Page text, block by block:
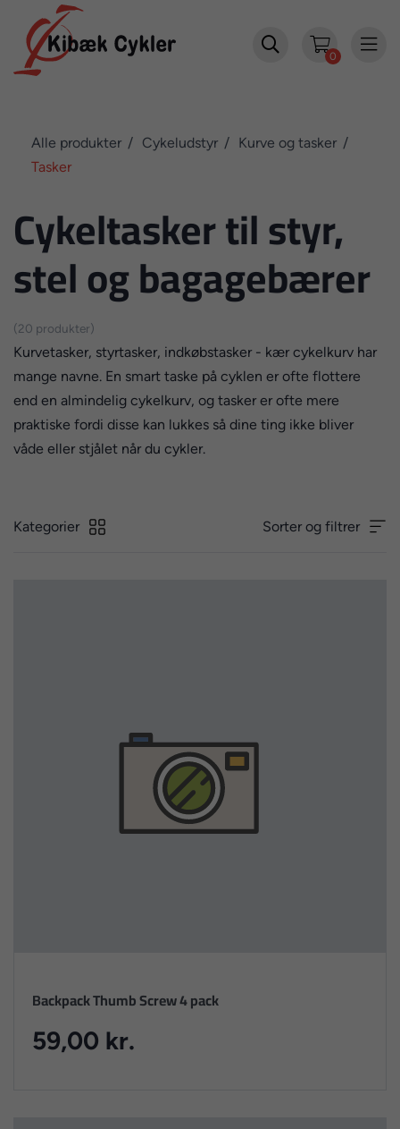

0

Alle produkter Cykeludstyr
Kurve og tasker
Tasker
Cykeltasker til styr,
stel og bagagebærer
(20 produkter)
Kurvetasker, styrtasker, indkøbstasker - kær cykelkurv har
mange navne. En smart taske på cyklen er ofte flottere
end en almindelig cykelkurv, og tasker er ofte mere
praktiske fordi disse kan lukkes så dine ting ikke bliver
våde eller stjålet når du cykler.
Kategorier Sorter og filtrer
Backpack Thumb Screw 4 pack
59,00 kr.